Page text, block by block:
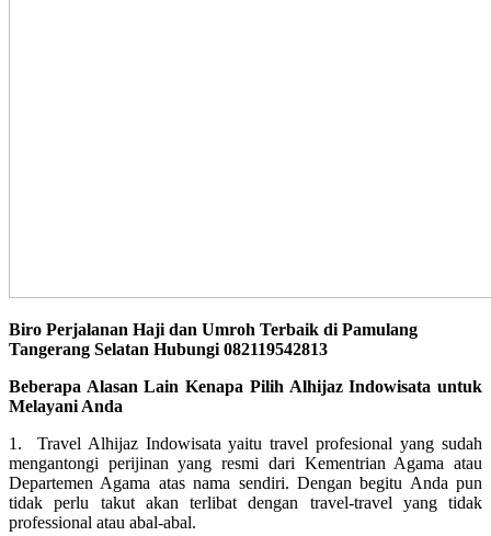
Biro Perjalanan Haji dan Umroh Terbaik di Pamulang
Tangerang Selatan Hubungi 082119542813
Beberapa Alasan Lain Kenapa Pilih Alhijaz Indowisata untuk
Melayani Anda
1. Travel Alhijaz Indowisata yaitu travel profesional yang sudah
mengantongi perijinan yang resmi dari Kementrian Agama atau
Departemen Agama atas nama sendiri. Dengan begitu Anda pun
tidak perlu takut akan terlibat dengan travel-travel yang tidak
professional atau abal-abal.